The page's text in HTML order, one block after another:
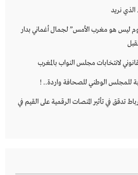
نريد
ليس هو مغرب الأمس” لجمال أغماني بدار
لانتخابات مجلس النواب بالمغرب
للمجلس الوطني للصحافة واردة.. !
تدقق في تأثير المنصات الرقمية على القيم في